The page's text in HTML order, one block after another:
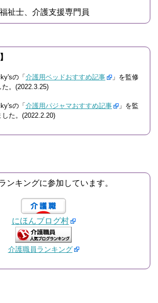
祉士、介護支援専門員
の「 介護用ベッドおすすめ記事
」を監修
。(2022.3.25)
の「 介護用パジャマおすすめ記事
」を監
た。(2022.2.20)
ンキングに参加しています。
にほんブログ村
介護職員ランキング